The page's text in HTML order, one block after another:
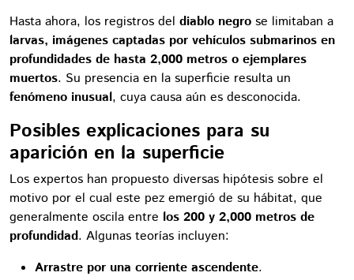
Hasta ahora, los registros del diablo negro se limitaban a
larvas, imágenes captadas por vehículos submarinos en
profundidades de hasta 2,000 metros o ejemplares
muertos. Su presencia en la superficie resulta un
fenómeno inusual, cuya causa aún es desconocida.
Posibles explicaciones para su
aparición en la superficie
Los expertos han propuesto diversas hipótesis sobre el
motivo por el cual este pez emergió de su hábitat, que
generalmente oscila entre los 200 y 2,000 metros de
profundidad. Algunas teorías incluyen:
Arrastre por una corriente ascendente.